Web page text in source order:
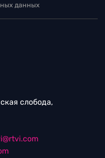
данных
слобода,